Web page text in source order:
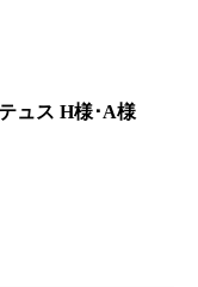
ュス H様･A様